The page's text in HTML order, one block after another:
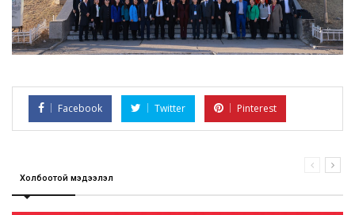
Facebook Twitter Pinterest
Холбоотой мэдээлэл